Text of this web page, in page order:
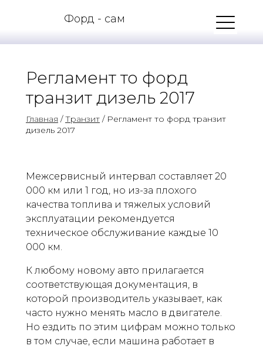
Форд - сам
Регламент то форд
транзит дизель 2017
Главная /Транзит / Регламент то форд транзит
дизель 2017
Межсервисный интервал составляет 20
000 км или 1 год, но из-за плохого
качества топлива и тяжелых условий
эксплуатации рекомендуется
техническое обслуживание каждые 10
000 км.
К любому новому авто прилагается
соответствующая документация, в
которой производитель указывает, как
часто нужно менять масло в двигателе.
Но ездить по этим цифрам можно только
в том случае, если машина работает в